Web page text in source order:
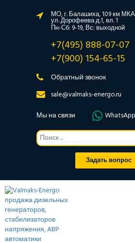
МО, г. Балашиха, 109 км
ул. Дорофеева д.1, вл. 1
Пн-Сб: 9-19, Вс: выходной
+7(495) 888-07-07
+7(900) 154-65-15
Обратный звонок
sale@valmaks-energo.ru
Мы на связи
WhatsApp
Задать вопрос